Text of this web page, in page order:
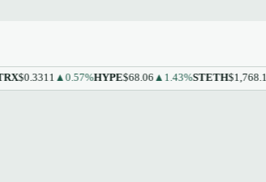
$0.3311▲0.57%HYPE$68.06▲1.43%STETH$1,768.10